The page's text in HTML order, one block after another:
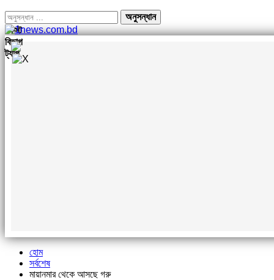
পোস্ট
বিভাগ
ট্যাগ
হোম
সর্বশেষ
মায়ানমার থেকে আসছে গরু